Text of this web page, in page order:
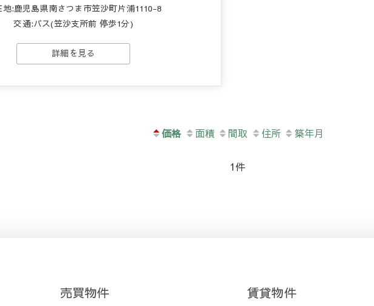
地:鹿児島県南さつま市笠沙町片浦1110-8
交通:バス(笠沙支所前 停歩1分)
詳細を見る
価格 面積 間取 住所 築年月
1件
売買物件 賃貸物件